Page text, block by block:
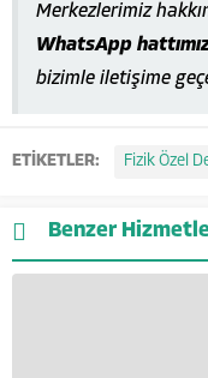
Merkezlerimiz
WhatsApp
bizimle iletişime
ETİKETLER: Fizik Özel
Benzer